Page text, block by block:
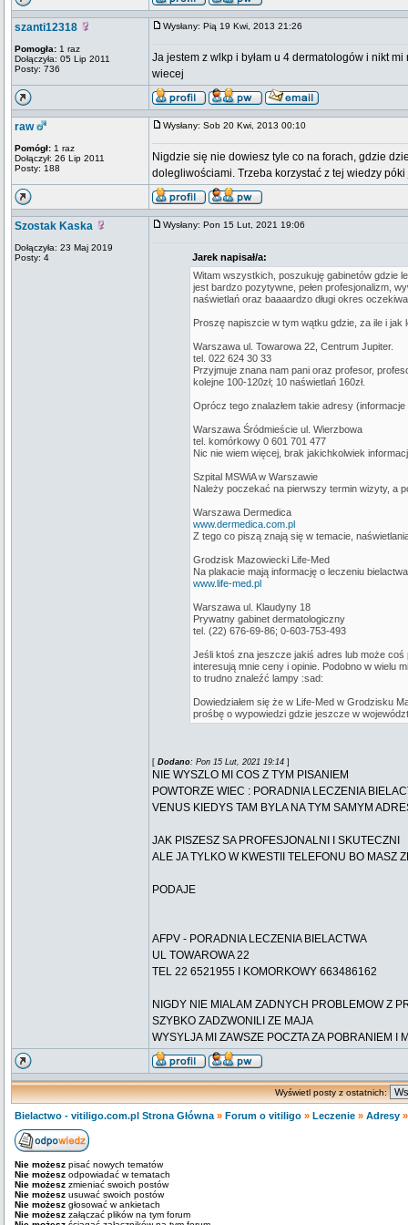
szanti12318
Pomogła: 1 raz
Dołączyła: 05 Lip 2011
Posty: 736
Wysłany: Pią 19 Kwi, 2013 21:26
Ja jestem z wlkp i byłam u 4 dermatologów i nikt
wiecej
raw
Pomógł: 1 raz
Dołączył: 26 Lip 2011
Posty: 188
Wysłany: Sob 20 Kwi, 2013 00:10
Nigdzie się nie dowiesz tyle co na forach, gdzie
dolegliwościami. Trzeba korzystać z tej wiedzy póki
Szostak Kaska
Dołączyła: 23 Maj 2019
Posty: 4
Wysłany: Pon 15 Lut, 2021 19:06
Jarek napisał/a:
Witam wszystkich, poszukuję gabinetów gdzie
jest bardzo pozytywne, pełen profesjonalizm,
naświetlań oraz baaaardzo długi okres
Proszę napiszcie w tym wątku gdzie, za ile i
Warszawa ul. Towarowa 22, Centrum Jupiter.
tel. 022 624 30 33
Przyjmuje znana nam pani oraz profesor,
kolejne 100-120zł; 10 naświetlań 160zł.
Oprócz tego znalazłem takie adresy
Warszawa Śródmieście ul. Wierzbowa
tel. komórkowy 0 601 701 477
Nic nie wiem więcej, brak jakichkolwiek
Szpital MSWiA w Warszawie
Należy poczekać na pierwszy termin wizyty, a
Warszawa Dermedica
www.dermedica.com.pl
Z tego co piszą znają się w temacie,
Grodzisk Mazowiecki Life-Med
Na plakacie mają informację o leczeniu
www.life-med.pl
Warszawa ul. Klaudyny 18
Prywatny gabinet dermatologiczny
tel. (22) 676-69-86; 0-603-753-493
Jeśli ktoś zna jeszcze jakiś adres lub może
interesują mnie ceny i opinie. Podobno w wielu
to trudno znaleźć lampy :sad:
Dowiedziałem się że w Life-Med w Grodzisku
prośbę o wypowiedzi gdzie jeszcze w
[ Dodano: Pon 15 Lut, 2021 19:14 ]
NIE WYSZLO MI COS Z TYM PISANIEM
POWTORZE WIEC : PORADNIA LECZENIA
VENUS KIEDYS TAM BYLA NA TYM SAMYM
JAK PISZESZ SA PROFESJONALNI I SKUTECZNI
ALE JA TYLKO W KWESTII TELEFONU BO MASZ
PODAJE
AFPV - PORADNIA LECZENIA BIELACTWA
UL TOWAROWA 22
TEL 22 6521955 I KOMORKOWY 663486162
NIGDY NIE MIALAM ZADNYCH PROBLEMOW Z
SZYBKO ZADZWONILI ZE MAJA
WYSYLJA MI ZAWSZE POCZTA ZA POBRANIEM I
Wyświetl posty z ostatnich:
Bielactwo - vitiligo.com.pl Strona Główna » Forum o vitiligo » Leczenie » Adresy
Nie możesz pisać nowych tematów
Nie możesz odpowiadać w tematach
Nie możesz zmieniać swoich postów
Nie możesz usuwać swoich postów
Nie możesz głosować w ankietach
Nie możesz załączać plików na tym forum